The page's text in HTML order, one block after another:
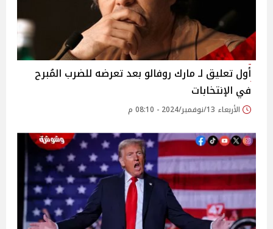
أول تعليق لـ مارك روفالو بعد تعرضه للضرب المُبرح
في الإنتخابات
الأربعاء 13/نوفمبر/2024 - 08:10 م